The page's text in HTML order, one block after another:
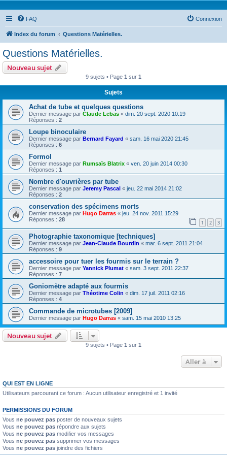
FAQ Connexion
Index du forum Questions Matérielles.
Questions Matérielles.
Nouveau sujet
9 sujets • Page 1 sur 1
Sujets
Achat de tube et quelques questions
Dernier message par Claude Lebas « dim. 20 sept. 2020 10:19
Réponses : 2
Loupe binoculaire
Dernier message par Bernard Fayard « sam. 16 mai 2020 21:45
Réponses : 6
Formol
Dernier message par Rumsaïs Blatrix « ven. 20 juin 2014 00:30
Réponses : 1
Nombre d'ouvrières par tube
Dernier message par Jeremy Pascal « jeu. 22 mai 2014 21:02
Réponses : 2
conservation des spécimens morts
Dernier message par Hugo Darras « jeu. 24 nov. 2011 15:29
Réponses : 28 1 2 3
Photographie taxonomique [techniques]
Dernier message par Jean-Claude Bourdin « mar. 6 sept. 2011 21:04
Réponses : 9
accessoire pour tuer les fourmis sur le terrain ?
Dernier message par Yannick Plumat « sam. 3 sept. 2011 22:37
Réponses : 7
Goniomètre adapté aux fourmis
Dernier message par Théotime Colin « dim. 17 juil. 2011 02:16
Réponses : 4
Commande de microtubes [2009]
Dernier message par Hugo Darras « sam. 15 mai 2010 13:25
Nouveau sujet
9 sujets • Page 1 sur 1
Aller à
QUI EST EN LIGNE
Utilisateurs parcourant ce forum : Aucun utilisateur enregistré et 1 invité
PERMISSIONS DU FORUM
Vous ne pouvez pas poster de nouveaux sujets
Vous ne pouvez pas répondre aux sujets
Vous ne pouvez pas modifier vos messages
Vous ne pouvez pas supprimer vos messages
Vous ne pouvez pas joindre des fichiers